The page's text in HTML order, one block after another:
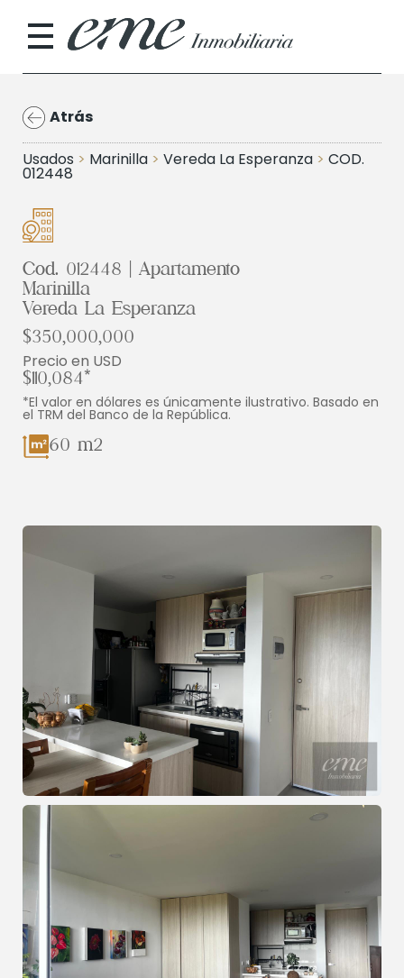
Atrás
Usados > Marinilla > Vereda La Esperanza > COD.
012448
Cod. 012448 | Apartamento
Marinilla
Vereda La Esperanza
$350,000,000
Precio en USD
$110,084*
*El valor en dólares es únicamente ilustrativo. Basado en
el TRM del Banco de la República.
60 m2